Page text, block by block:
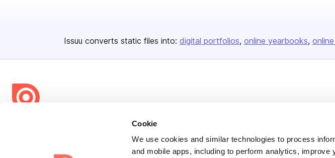
Cookie
We use cookies and similar technologies to process
and mobile apps, including to perform analytics,
Issuu converts static files into: digital portfolios online yearbooks
share everywhere.